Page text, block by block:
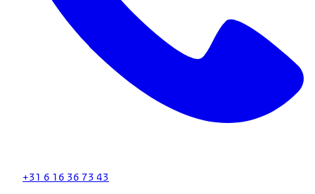
+31 6 16 36 73 43